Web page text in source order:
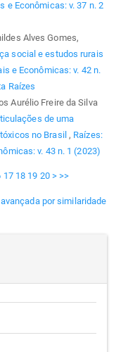
e Econômicas: v. 37 n. 2
Alves Gomes,
social e estudos rurais
e Econômicas: v. 42 n.
Raízes
Aurélio Freire da Silva
de uma
no Brasil , Raízes:
v. 43 n. 1 (2023)
17 18 19 20 > >>
por similaridade